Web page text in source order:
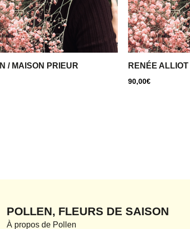
/ MAISON PRIEUR RENÉE ALLIOT
90,00€
POLLEN, FLEURS DE SAISON
À propos de Pollen